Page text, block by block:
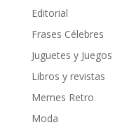
Editorial
Frases Célebres
Juguetes y Juegos
Libros y revistas
Memes Retro
Moda